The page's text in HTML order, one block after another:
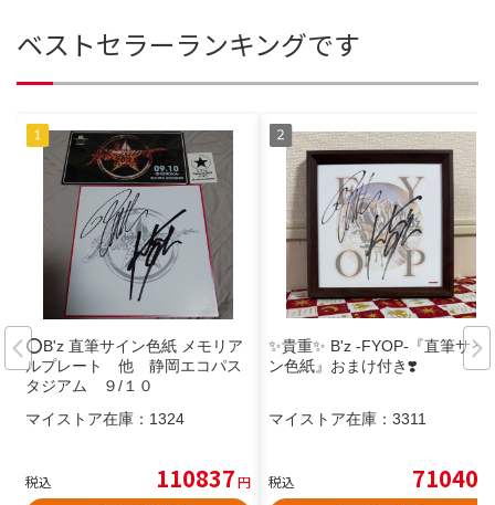
ベストセラーランキングです
⭕B'z 直筆サイン色紙 メモリア
ルプレート 他 静岡エコパス
タジアム ９/１０
マイストア在庫： 1324
税込 110837円
✨貴重✨ B'z -FYOP-『直筆サイ
ン色紙』おまけ付き❣️
マイストア在庫： 3311
税込 71040